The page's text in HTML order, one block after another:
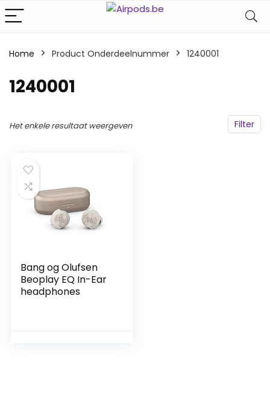
Home Product Onderdeelnummer ‎1240001
‎1240001
Filter
Het enkele resultaat weergeven
Bang og Olufsen
Beoplay EQ In-Ear
headphones